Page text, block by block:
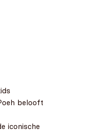
belooft
iconische